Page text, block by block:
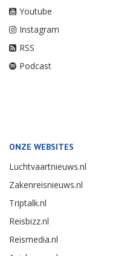
Youtube
Instagram
RSS
Podcast
ONZE WEBSITES
Luchtvaartnieuws.nl
Zakenreisnieuws.nl
Triptalk.nl
Reisbizz.nl
Reismedia.nl